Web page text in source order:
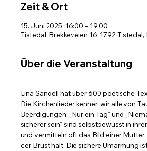
Zeit & Ort
15. Juni 2025, 16:00 – 19:00
Tistedal, Brekkeveien 16, 1792
Über die Veranstaltung
Lina Sandell hat über 600 poetische
Die Kirchenlieder kennen wir alle von
Beerdigungen; „Nur ein Tag“ und
sicherer sein“ sind selbstbewusst in
und vermitteln oft das Bild einer Mutter,
der Brust hält. Die sichere Umarmung